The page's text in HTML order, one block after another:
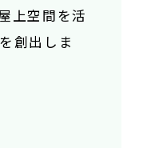
上空間を活
創出しま